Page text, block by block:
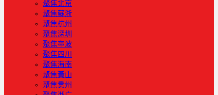
聚焦北京
聚焦蘇浙
聚焦杭州
聚焦深圳
聚焦寧波
聚焦四川
聚焦海南
聚焦黃山
聚焦贵州